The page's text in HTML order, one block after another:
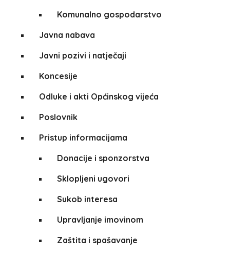
Komunalno gospodarstvo
Javna nabava
Javni pozivi i natječaji
Koncesije
Odluke i akti Općinskog vijeća
Poslovnik
Pristup informacijama
Donacije i sponzorstva
Sklopljeni ugovori
Sukob interesa
Upravljanje imovinom
Zaštita i spašavanje